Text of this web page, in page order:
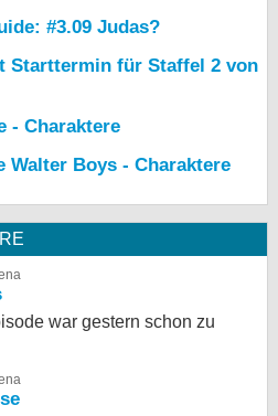
#3.09 Judas?
Starttermin für Staffel 2 von
- Charaktere
Walter Boys - Charaktere
war gestern schon zu